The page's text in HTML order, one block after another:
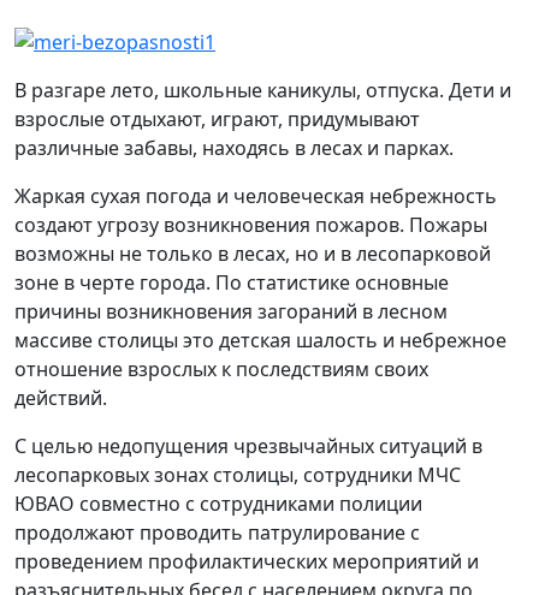
В разгаре лето, школьные каникулы, отпуска. Дети и
взрослые отдыхают, играют, придумывают
различные забавы, находясь в лесах и парках.
Жаркая сухая погода и человеческая небрежность
создают угрозу возникновения пожаров. Пожары
возможны не только в лесах, но и в лесопарковой
зоне в черте города. По статистике основные
причины возникновения загораний в лесном
массиве столицы это детская шалость и небрежное
отношение взрослых к последствиям своих
действий.
С целью недопущения чрезвычайных ситуаций в
лесопарковых зонах столицы, сотрудники МЧС
ЮВАО совместно с сотрудниками полиции
продолжают проводить патрулирование с
проведением профилактических мероприятий и